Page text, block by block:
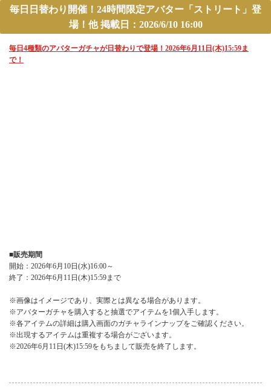
毎日日替わり開催！24時間限定アバター「ストリート」登
場！他 掲載日：2026/6/10 16:00
毎日4種類のアバターガチャが日替わりで登場！2026年6月11日(木)15:59ま
で！
■販売期間
開始：2026年6月10日(水)16:00～
終了：2026年6月11日(木)15:59まで
※画像はイメージであり、実際とは異なる場合があります。
※アバターガチャを購入すると抽選でアイテムを1個入手します。
※各アイテムの詳細は購入画面のガチャラインナップをご確認ください。
※出現するアイテムは重複する場合がございます。
※2026年6月11日(木)15:59をもちまして販売を終了します。